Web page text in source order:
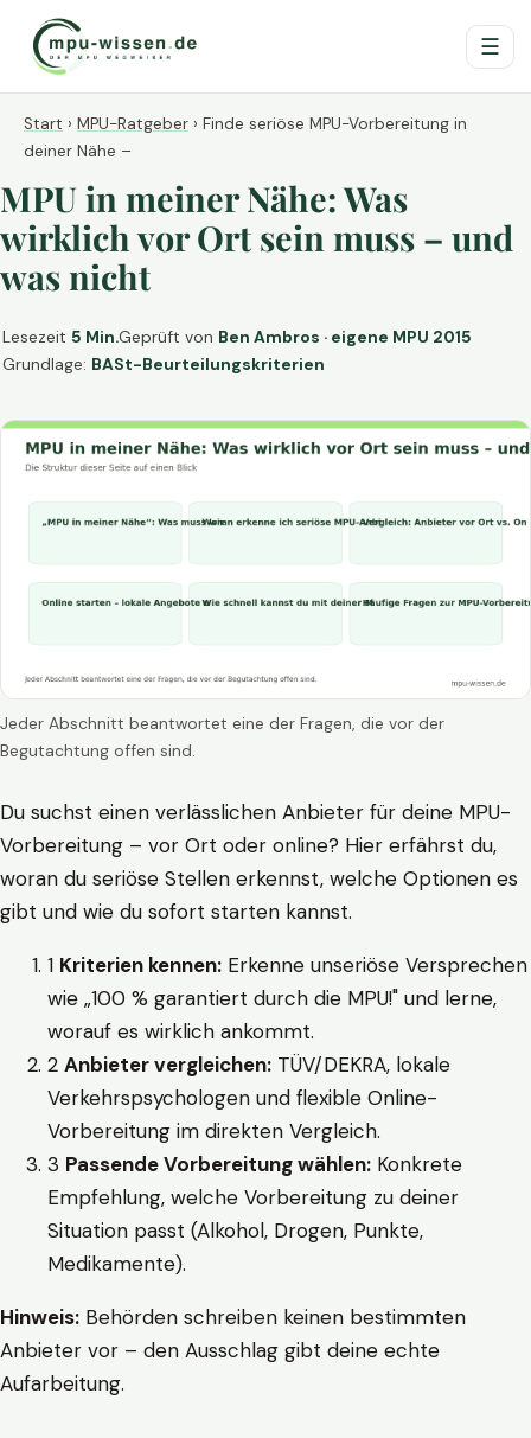
☰
Start › MPU-Ratgeber › Finde seriöse MPU-Vorbereitung in
deiner Nähe –
MPU in meiner Nähe: Was
wirklich vor Ort sein muss – und
was nicht
Lesezeit 5 Min.Geprüft von Ben Ambros · eigene MPU 2015
Grundlage: BASt-Beurteilungskriterien
Jeder Abschnitt beantwortet eine der Fragen, die vor der
Begutachtung offen sind.
Du suchst einen verlässlichen Anbieter für deine MPU-
Vorbereitung – vor Ort oder online? Hier erfährst du,
woran du seriöse Stellen erkennst, welche Optionen es
gibt und wie du sofort starten kannst.
1 Kriterien kennen: Erkenne unseriöse Versprechen
wie „100 % garantiert durch die MPU!" und lerne,
worauf es wirklich ankommt.
2 Anbieter vergleichen: TÜV/DEKRA, lokale
Verkehrspsychologen und flexible Online-
Vorbereitung im direkten Vergleich.
3 Passende Vorbereitung wählen: Konkrete
Empfehlung, welche Vorbereitung zu deiner
Situation passt (Alkohol, Drogen, Punkte,
Medikamente).
Hinweis: Behörden schreiben keinen bestimmten
Anbieter vor – den Ausschlag gibt deine echte
Aufarbeitung.